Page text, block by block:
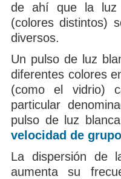
de ahí que la luz
(colores distintos)
diversos.
Un pulso de luz
diferentes colores
(como el vidrio)
particular
pulso de luz
velocidad de grupo
La dispersión de
aumenta su